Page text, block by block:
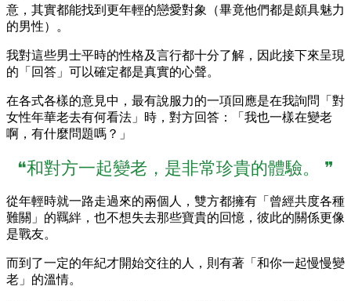
意，其實都能找到更年輕的戀愛對象（畢竟他們都是頗具魅力
的男性）。
我對這些男士平時的性格及言行都十分了解，因此接下來呈現
的「回答」可以確定都是真實的心聲。
在各式各樣的意見中，最有說服力的一項回應是在我詢問「對
女性年華老去有何看法」時，對方回答：「我也一樣在變老
啊，有什麼問題嗎？」
❝和對方一起變老，是非常珍貴的體驗。 ❞
從年輕時就一路走過來的兩個人，雙方都擁有「曾經共度各種
難關」的羈絆，也不想失去那些寶貴的回憶，彼此的關係更像
是戰友。
而到了一定的年紀才開始交往的人，則有著「和你一起慢慢變
老」的溫情。